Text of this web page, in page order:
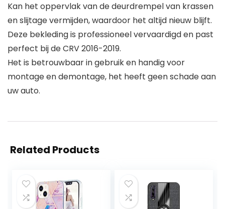
Kan het oppervlak van de deurdrempel van krassen
en slijtage vermijden, waardoor het altijd nieuw blijft.
Deze bekleding is professioneel vervaardigd en past
perfect bij de CRV 2016-2019.
Het is betrouwbaar in gebruik en handig voor
montage en demontage, het heeft geen schade aan
uw auto.
Related Products